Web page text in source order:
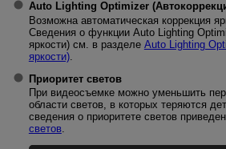
Auto Lighting Optimizer
Возможна автоматическая коррекция
Сведения о функции Auto Lighting
яркости) см. в разделе Auto Lighting
яркости).
Приоритет светов
При видеосъемке можно уменьшить
области светов, в которых теряются
сведения о приоритете светов
светов.